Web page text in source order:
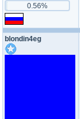
0.56%
blondin4eg